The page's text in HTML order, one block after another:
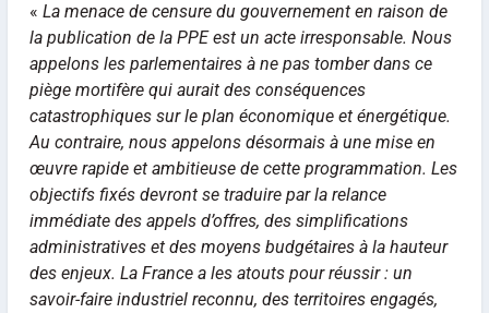
« La menace de censure du gouvernement en raison de
la publication de la PPE est un acte irresponsable. Nous
appelons les parlementaires à ne pas tomber dans ce
piège mortifère qui aurait des conséquences
catastrophiques sur le plan économique et énergétique.
Au contraire, nous appelons désormais à une mise en
œuvre rapide et ambitieuse de cette programmation. Les
objectifs fixés devront se traduire par la relance
immédiate des appels d’offres, des simplifications
administratives et des moyens budgétaires à la hauteur
des enjeux. La France a les atouts pour réussir : un
savoir-faire industriel reconnu, des territoires engagés,